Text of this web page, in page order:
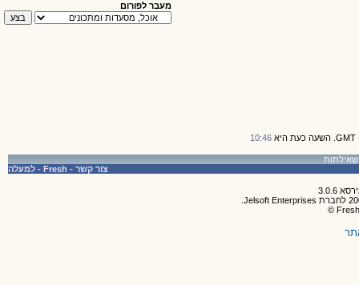
מעבר לפורום
10:46
צור קשר -
Fresh
- למעלה